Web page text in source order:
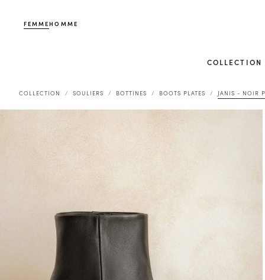
FEMMEHOMME
COLLECTION
COLLECTION SOULIERS BOTTINES BOOTS PLATES JANIS - NOIR